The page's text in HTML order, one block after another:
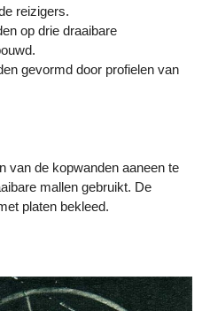
reizigers.
op drie draaibare
gevormd door profielen van
van de kopwanden aaneen te
mallen gebruikt. De
platen bekleed.